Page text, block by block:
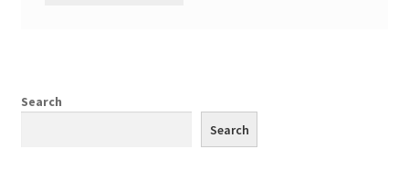
Search
Search